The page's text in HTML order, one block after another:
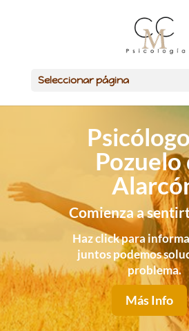
Seleccionar página
Pozuelo
Comienza a
Haz click para
juntos podemos
problema.
Más Info